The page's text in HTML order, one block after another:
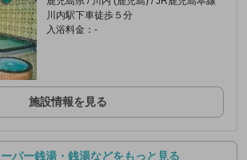
川内駅下車徒歩５分
入浴料金：-
施設情報を見る
パー銭湯・銭湯などをもっと見る